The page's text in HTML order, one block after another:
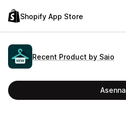
Shopify App Store
Recent Product by Saio
Asenna